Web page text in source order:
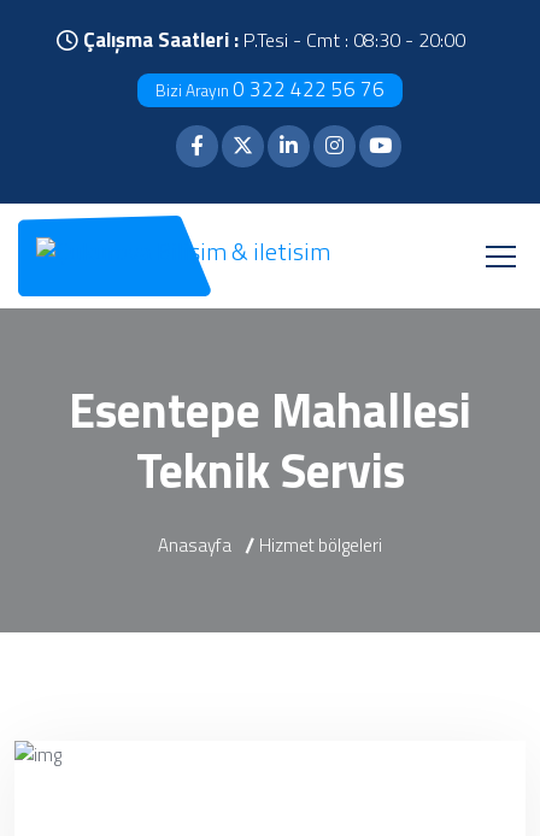
Çalışma Saatleri : P.Tesi - Cmt : 08:30 - 20:00
Bizi Arayın 0 322 422 56 76
Esentepe Mahallesi
Teknik Servis
Anasayfa Hizmet bölgeleri